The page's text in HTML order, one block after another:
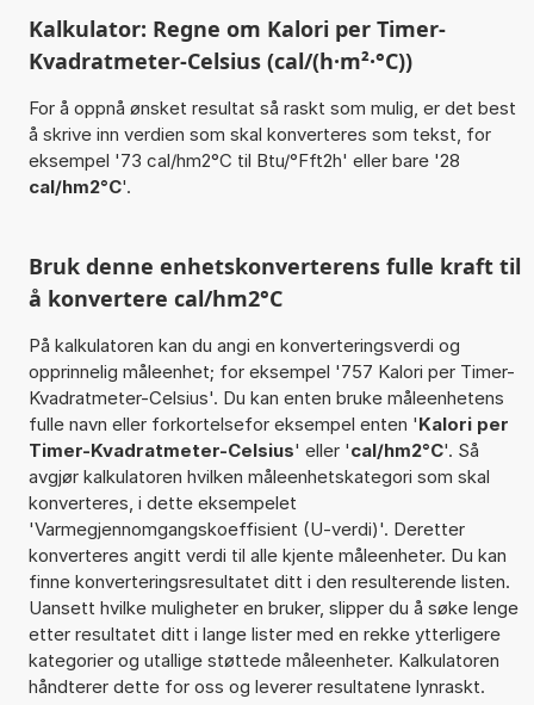
Kalkulator: Regne om Kalori per Timer-
Kvadratmeter-Celsius (cal/(h·m²·°C))
For å oppnå ønsket resultat så raskt som mulig, er det best
å skrive inn verdien som skal konverteres som tekst, for
eksempel '73 cal/hm2°C til Btu/°Fft2h' eller bare '28
cal/hm2°C'.
Bruk denne enhetskonverterens fulle kraft til
å konvertere cal/hm2°C
På kalkulatoren kan du angi en konverteringsverdi og
opprinnelig måleenhet; for eksempel '757 Kalori per Timer-
Kvadratmeter-Celsius'. Du kan enten bruke måleenhetens
fulle navn eller forkortelsefor eksempel enten 'Kalori per
Timer-Kvadratmeter-Celsius' eller 'cal/hm2°C'. Så
avgjør kalkulatoren hvilken måleenhetskategori som skal
konverteres, i dette eksempelet
'Varmegjennomgangskoeffisient (U-verdi)'. Deretter
konverteres angitt verdi til alle kjente måleenheter. Du kan
finne konverteringsresultatet ditt i den resulterende listen.
Uansett hvilke muligheter en bruker, slipper du å søke lenge
etter resultatet ditt i lange lister med en rekke ytterligere
kategorier og utallige støttede måleenheter. Kalkulatoren
håndterer dette for oss og leverer resultatene lynraskt.